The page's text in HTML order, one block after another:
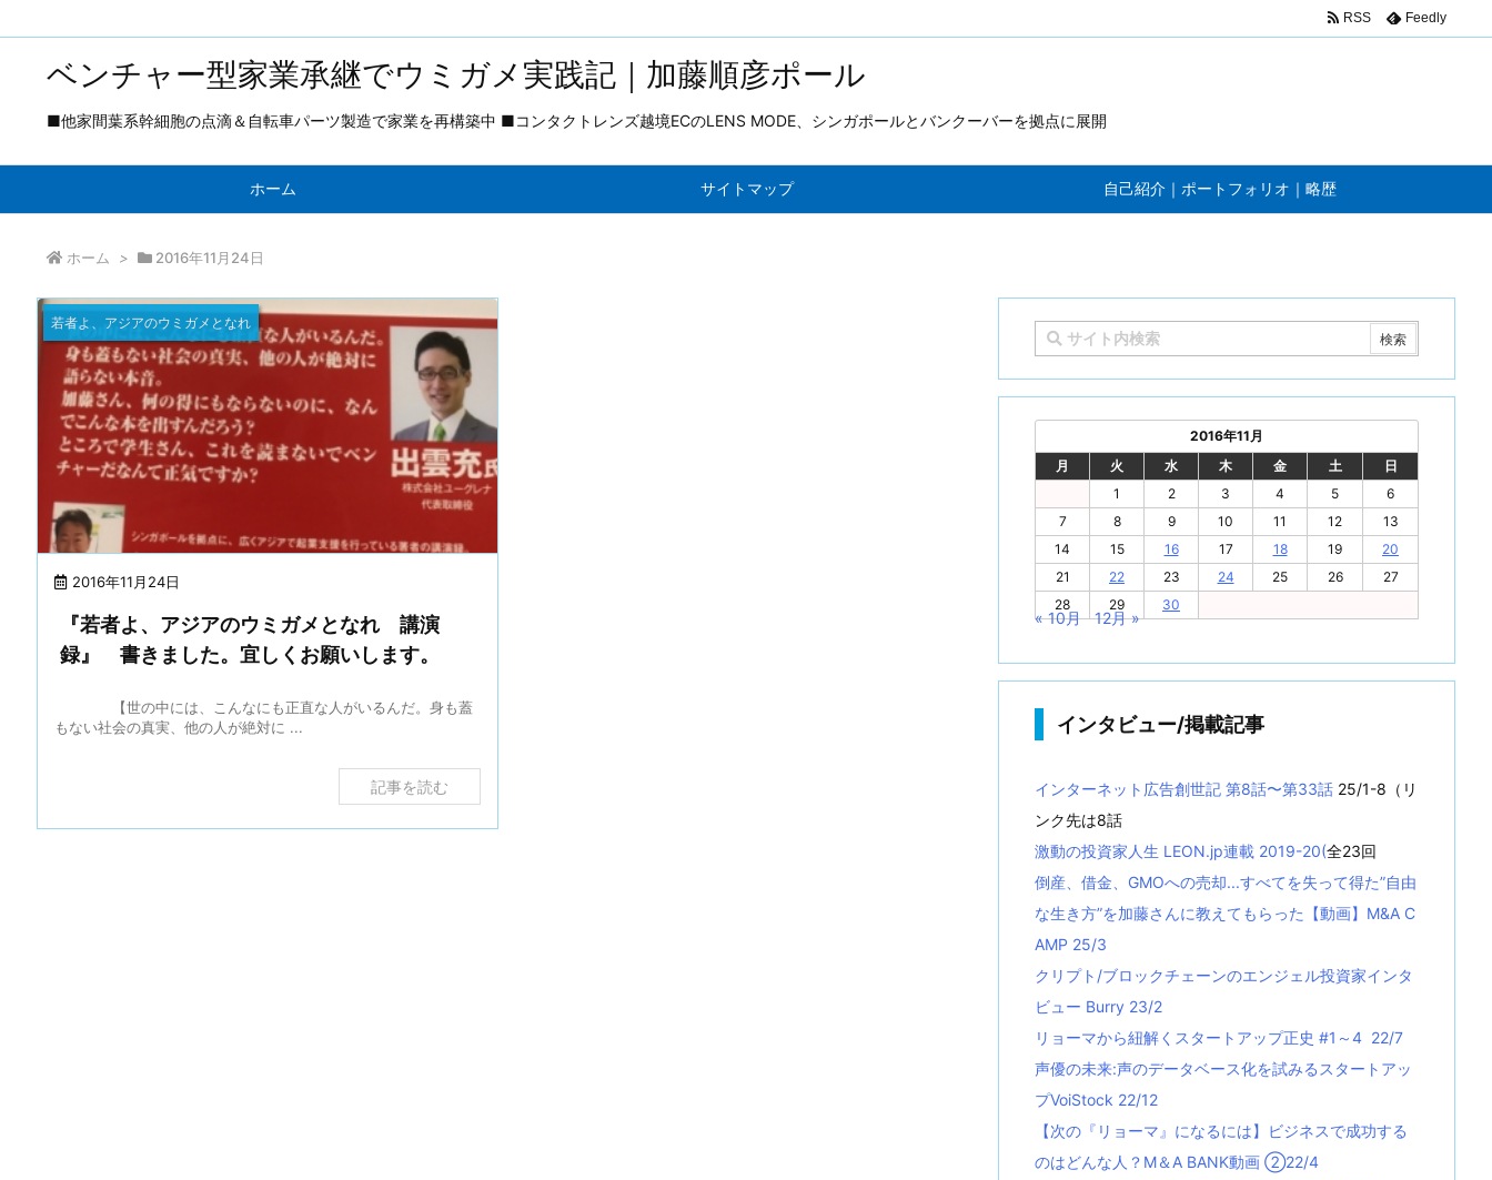
ベンチャー型家業承継でウミガメ実践記｜加藤順彦ポール
■他家間葉系幹細胞の点滴＆自転車パーツ製造で家業を再構築中 ■コンタクトレンズ越境ECのLENS MODE、シンガポールとバンクーバーを拠点に展開
ホーム サイトマップ 自己紹介｜ポートフォリオ｜略歴
RSS Feedly
ホーム > 2016年11月24日
2016年11月24日
若者よ、アジアのウミガメとなれ
『若者よ、アジアのウミガメとなれ 講演
録』 書きました。宜しくお願いします。
【世の中には、こんなにも正直な人がいるんだ。身も蓋
もない社会の真実、他の人が絶対に ...
記事を読む
2016年11月
月
火 水 木 金 土
日
1
2 3 4 5
6
7
8 9 10 11 12
13
14
15 16 17 18 19
20
21
22 23 24 25 26
27
28
29 30
« 10月 12月 »
インタビュー/掲載記事
インターネット広告創世記 第8話〜第33話 25/1-8（リ
ンク先は8話
激動の投資家人生 LEON.jp連載 2019-20(全23回
倒産、借金、GMOへの売却...すべてを失って得た”自由
な生き方”を加藤さんに教えてもらった【動画】M&A C
AMP 25/3
クリプト/ブロックチェーンのエンジェル投資家インタ
ビュー Burry 23/2
リョーマから紐解くスタートアップ正史 #1～4 22/7
声優の未来:声のデータベース化を試みるスタートアッ
プVoiStock 22/12
【次の『リョーマ』になるには】ビジネスで成功する
のはどんな人？M＆A BANK動画 ②22/4